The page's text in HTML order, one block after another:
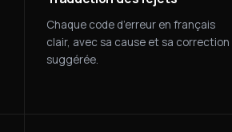
Chaque code d’erreur en français
clair, avec sa cause et sa correction
suggérée.